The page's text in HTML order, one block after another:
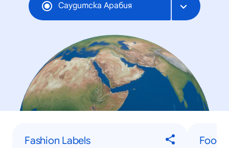
Саудитска Арабия
Fashion Labels
Food